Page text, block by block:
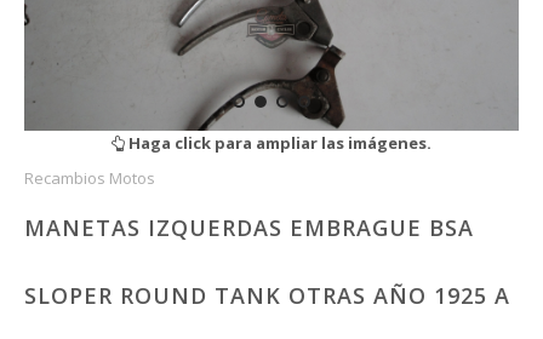
Haga click para ampliar las imágenes.
Recambios Motos
MANETAS IZQUERDAS EMBRAGUE BSA
SLOPER ROUND TANK OTRAS AÑO 1925 A